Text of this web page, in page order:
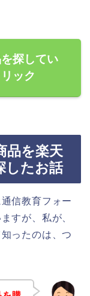
探してい
ック
品を楽天
したお話
信教育フォー
すが、私が、
ったのは、つ